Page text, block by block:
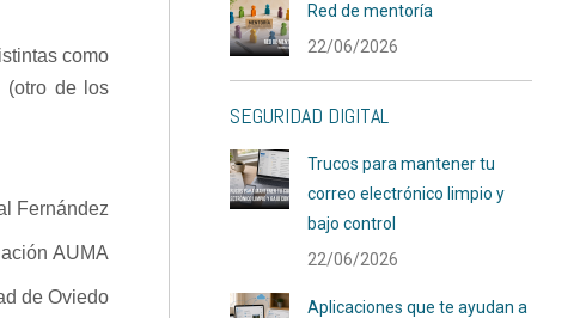
como
(otro de los
Fernández
AUMA
de Oviedo
Red de mentoría
22/06/2026
SEGURIDAD DIGITAL
Trucos para mantener tu
correo electrónico limpio y
bajo control
22/06/2026
Aplicaciones que te ayudan a